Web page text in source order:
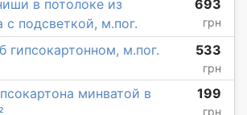
в потолоке из
с подсветкой, м.пог.
693
грн
гипсокартонном, м.пог. 533
грн
минватой в
199
грн